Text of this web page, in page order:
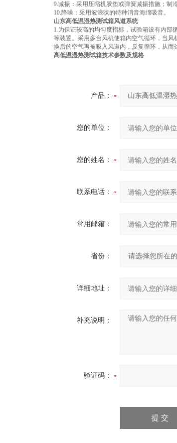
9.减振：采用压缩机胶垫或弹簧减振措施；制
10.降噪：采用波浪状的特种消音海绵吸音。
山东高低温湿热测试箱风道系统
1.为保证较高的均匀度指标，试验箱设有内
等装置。采用多台风机使箱内空气循环，当
换后的空气再被吸入风道内，反复循环，从而
高低温湿热测试箱技术参数及规格
产品：
您的单位：
您的姓名：
联系电话：
常用邮箱：
省份：
详细地址：
补充说明：
验证码：